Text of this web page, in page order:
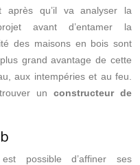
après qu’il va analyser la
avant d’entamer la
des maisons en bois sont
grand avantage de cette
aux intempéries et au feu.
trouver unconstructeur de
possible d’affiner ses